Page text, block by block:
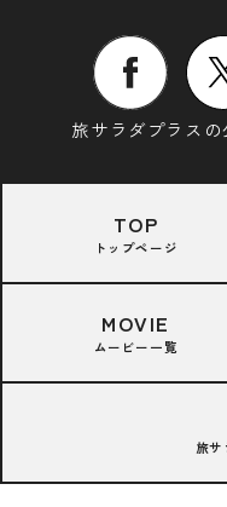
旅サラダプラスの
TOP
トップページ
MOVIE
ムービー一覧
旅